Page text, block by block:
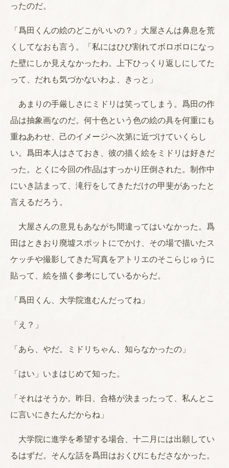
ったのだ。
「爲田くんの絵のどこがいいの？」大屋さんは鼻息を荒
くしてなおも言う。「私にはひび割れてボロボロになっ
た壁にしか見えなかったわ。上下ひっくり返しにしてた
って、だれも気づかないわよ、きっと」
あまりの手厳しさにミドリは笑ってしまう。爲田の作
品は抽象画なのだ。何十色という色の絵の具を何重にも
重ねあわせ、己のイメージへ次第に近づけていくらし
い。爲田本人はさておき、彼の描く絵をミドリは好きだ
った。とくに今回の作品はすっかり圧倒された。制作中
にいき詰まって、滝行をしてきただけの甲斐があったと
言えるだろう。
大屋さんの意見もあながち間違ってはいなかった。爲
田はときおり廃墟スポットにでかけ、その場で描いたス
ケッチや撮影してきた写真をアトリエのそこらじゅうに
貼って、絵を描く参考にしているからだ。
「爲田くん、大学院進むんだってね」
「え？」
「あら、やだ。ミドリちゃん、知らなかったの」
「はい」いまはじめて知った。
「それはそうか。昨日、合格が決まったって、私んとこ
に言いにきたんだからね」
大学院に進学を希望する場合、十二月には出願してい
るはずだ。そんな話を爲田はおくびにもださなかった。